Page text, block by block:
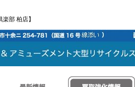
部 柏店】